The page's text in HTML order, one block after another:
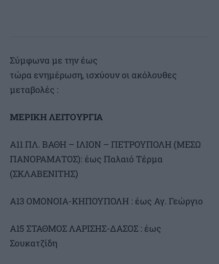
Σύμφωνα με την έως
τώρα ενημέρωση, ισχύουν οι ακόλουθες
μεταβολές :
ΜΕΡΙΚΗ ΛΕΙΤΟΥΡΓΙΑ
Α11 ΠΛ. ΒΑΘΗ – ΙΛΙΟΝ – ΠΕΤΡΟΥΠΟΛΗ (ΜΕΣΩ
ΠΑΝΟΡΑΜΑΤΟΣ): έως Παλαιό Τέρμα
(ΣΚΛΑΒΕΝΙΤΗΣ)
Α13 ΟΜΟΝΟΙΑ-ΚΗΠΟΥΠΟΛΗ : έως Αγ. Γεώργιο
Α15 ΣΤΑΘΜΟΣ ΛΑΡΙΣΗΣ-ΔΑΣΟΣ : έως
Σουκατζίδη